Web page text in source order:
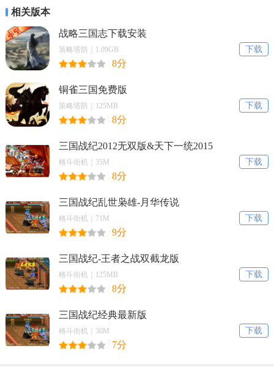
同的支线可以体验。
4、游戏中的角色出招变得更快速流畅，动作也比较多
样，因此手感很不错。
5、为大家提供了角色出招表可以使用，还有各种金手指
可以一键开启哦。
6、游戏内容极其丰富，每一关都有很多的道具和金币奖
励可以收集哦。
游戏攻略
【四剑拿法】
第2关，不打马BOSS，在打夏侯渊的那个场地，一开始马
相关版本
战略三国志下载安装
下载
策略塔防｜1.09GB
8分
铜雀三国免费版
下载
策略塔防｜125MB
8分
三国战纪2012无双版&天下一统2015
下载
格斗街机｜35M
8分
三国战纪乱世枭雄-月华传说
下载
格斗街机｜71M
9分
三国战纪-王者之战双截龙版
下载
格斗街机｜125MB
8分
三国战纪经典最新版
下载
格斗街机｜30M
7分